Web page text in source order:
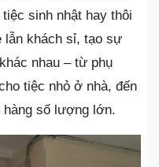
sinh nhật hay thôi
lẫn khách sỉ, tạo sự
nhau – từ phụ
tiệc nhỏ ở nhà, đến
hàng số lượng lớn.